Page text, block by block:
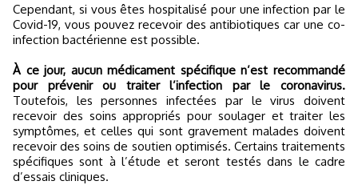
Cependant, si vous êtes hospitalisé pour une infection par le
Covid-19, vous pouvez recevoir des antibiotiques car une co-
infection bactérienne est possible.
À ce jour, aucun médicament spécifique n’est recommandé
pour prévenir ou traiter l’infection par le coronavirus.
Toutefois, les personnes infectées par le virus doivent
recevoir des soins appropriés pour soulager et traiter les
symptômes, et celles qui sont gravement malades doivent
recevoir des soins de soutien optimisés. Certains traitements
spécifiques sont à l’étude et seront testés dans le cadre
d’essais cliniques.